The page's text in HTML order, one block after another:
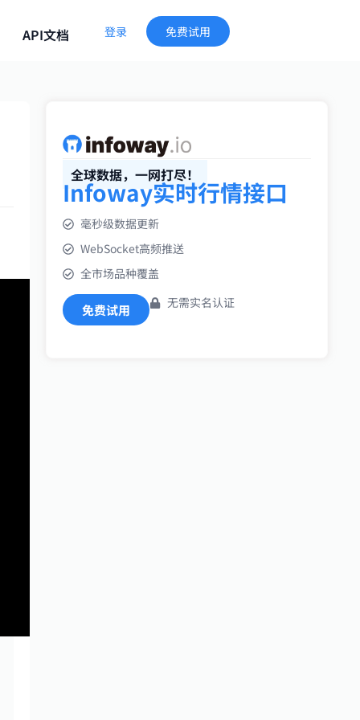
API文档 登录 免费试用
全球数据，一网打尽！
Infoway实时行情接口
毫秒级数据更新
WebSocket高频推送
全市场品种覆盖
免费试用 无需实名认证